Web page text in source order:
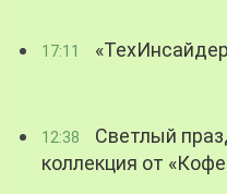
17:11
12:38
Светлый
коллекция от